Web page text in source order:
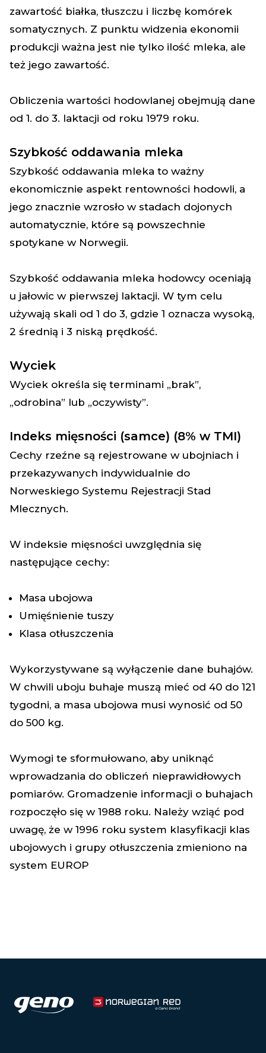
zawartość białka, tłuszczu i liczbę komórek
somatycznych. Z punktu widzenia ekonomii
produkcji ważna jest nie tylko ilość mleka, ale
też jego zawartość.
Obliczenia wartości hodowlanej obejmują dane
od 1. do 3. laktacji od roku 1979 roku.
Szybkość oddawania mleka
Szybkość oddawania mleka to ważny
ekonomicznie aspekt rentowności hodowli, a
jego znacznie wzrosło w stadach dojonych
automatycznie, które są powszechnie
spotykane w Norwegii.
Szybkość oddawania mleka hodowcy oceniają
u jałowic w pierwszej laktacji. W tym celu
używają skali od 1 do 3, gdzie 1 oznacza wysoką,
2 średnią i 3 niską prędkość.
Wyciek
Wyciek określa się terminami „brak”,
„odrobina” lub „oczywisty”.
Indeks mięsności (samce) (8% w TMI)
Cechy rzeźne są rejestrowane w ubojniach i
przekazywanych indywidualnie do
Norweskiego Systemu Rejestracji Stad
Mlecznych.
W indeksie mięsności uwzględnia się
następujące cechy:
Masa ubojowa
Umięśnienie tuszy
Klasa otłuszczenia
Wykorzystywane są wyłączenie dane buhajów.
W chwili uboju buhaje muszą mieć od 40 do 121
tygodni, a masa ubojowa musi wynosić od 50
do 500 kg.
Wymogi te sformułowano, aby uniknąć
wprowadzania do obliczeń nieprawidłowych
pomiarów. Gromadzenie informacji o buhajach
rozpoczęło się w 1988 roku. Należy wziąć pod
uwagę, że w 1996 roku system klasyfikacji klas
ubojowych i grupy otłuszczenia zmieniono na
system EUROP